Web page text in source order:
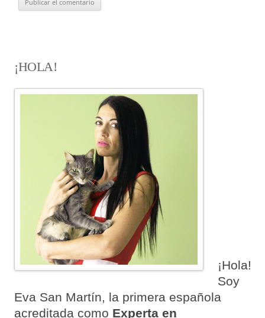
¡HOLA!
¡Hola!
Soy
Eva San Martín, la primera española
acreditada como Experta en